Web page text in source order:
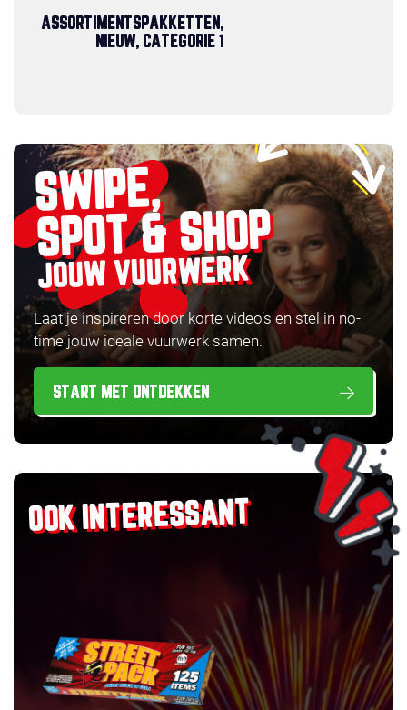
ASSORTIMENTSPAKKETTEN,
NIEUW, CATEGORIE 1
SWIPE,
SPOT & SHOP
JOUW VUURWERK
Laat je inspireren door korte video’s en stel in no-
time jouw ideale vuurwerk samen.
START MET ONTDEKKEN
OOK INTERESSANT